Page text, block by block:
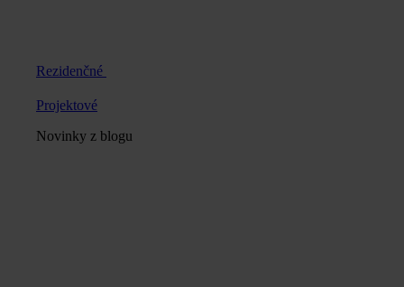
Rezidenčné
Projektové
Novinky z blogu